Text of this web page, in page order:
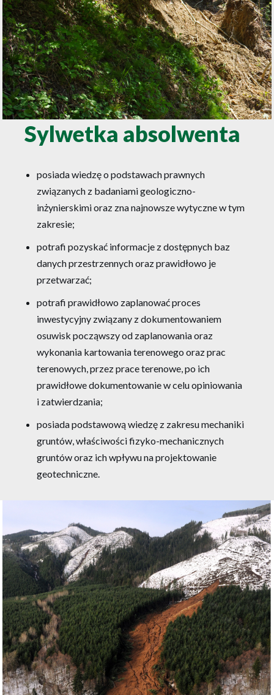
Sylwetka absolwenta
posiada wiedzę o podstawach prawnych
związanych z badaniami geologiczno-
inżynierskimi oraz zna najnowsze wytyczne w tym
zakresie;
potrafi pozyskać informacje z dostępnych baz
danych przestrzennych oraz prawidłowo je
przetwarzać;
potrafi prawidłowo zaplanować proces
inwestycyjny związany z dokumentowaniem
osuwisk począwszy od zaplanowania oraz
wykonania kartowania terenowego oraz prac
terenowych, przez prace terenowe, po ich
prawidłowe dokumentowanie w celu opiniowania
i zatwierdzania;
posiada podstawową wiedzę z zakresu mechaniki
gruntów, właściwości fizyko-mechanicznych
gruntów oraz ich wpływu na projektowanie
geotechniczne.